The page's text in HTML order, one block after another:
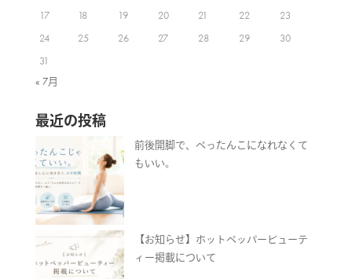
17
18 19 20 21 22
23
24
25 26 27 28 29
30
31
« 7月
最近の投稿
前後開脚で、ぺったんこになれなくて
もいい。
【お知らせ】ホットペッパービューテ
ィー掲載について